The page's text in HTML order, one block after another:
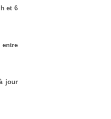
et 6
entre
jour